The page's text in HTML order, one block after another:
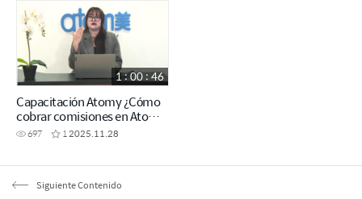
Capacitación Atomy ¿Cómo
cobrar comisiones en Atomy
México?
697 12025.11.28
1 : 00 : 46
Siguiente Contenido